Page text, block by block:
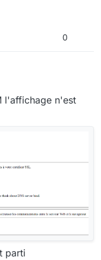
0
l'affichage n'est
parti